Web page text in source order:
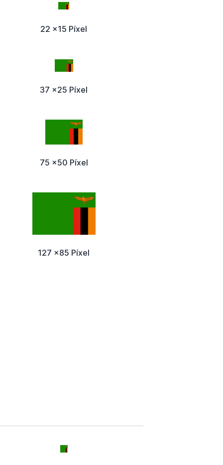
22 x15 Píxel
37 x25 Píxel
75 x50 Píxel
127 x85 Píxel